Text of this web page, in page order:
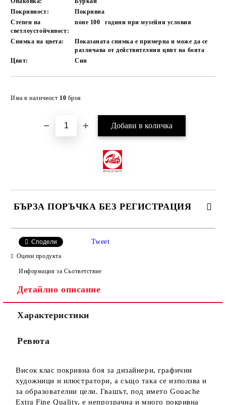
Покривност:
Покривна
Степен на
светлоустойчивост:
поне 100 години при музейни условия
Снимка на цвета:
Показаната снимка е примерна и може да се
различава от действителния цвят на боята
Цвят:
Син
Има в наличност 10 броя
БЪРЗА ПОРЪЧКА БЕЗ РЕГИСТРАЦИЯ
Сподели Tweet
Оцени продукта
Информация за Съответствие
Детайлно описание
Характеристики
Ревюта
Висок клас покривна боя за дизайнери, графични
художници и илюстратори, а също така се използва и
за образователни цели. Гвашът, под името Gouache
Extra Fine Quality, е непрозрачна и много покривна